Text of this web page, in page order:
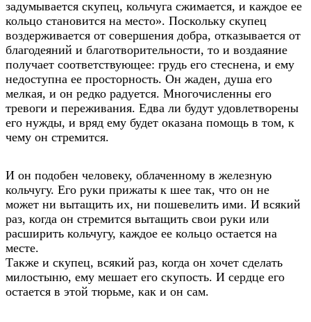
задумывается скупец, кольчуга сжимается, и каждое ее
кольцо становится на место». Поскольку скупец
воздерживается от совершения добра, отказывается от
благодеяний и благотворительности, то и воздаяние
получает соответствующее: грудь его стеснена, и ему
недоступна ее просторность. Он жаден, душа его
мелкая, и он редко радуется. Многочисленны его
тревоги и переживания. Едва ли будут удовлетворены
его нужды, и вряд ему будет оказана помощь в том, к
чему он стремится.
И он подобен человеку, облаченному в железную
кольчугу. Его руки прижаты к шее так, что он не
может ни вытащить их, ни пошевелить ими. И всякий
раз, когда он стремится вытащить свои руки или
расширить кольчугу, каждое ее кольцо остается на
месте.
Также и скупец, всякий раз, когда он хочет сделать
милостыню, ему мешает его скупость. И сердце его
остается в этой тюрьме, как и он сам.